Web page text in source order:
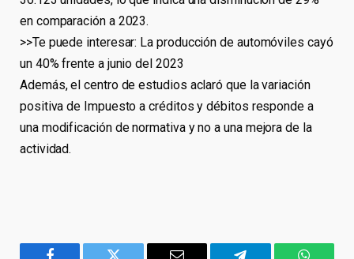
en comparación a 2023.
>>Te puede interesar: La producción de automóviles cayó
un 40% frente a junio del 2023
Además, el centro de estudios aclaró que la variación
positiva de Impuesto a créditos y débitos responde a
una modificación de normativa y no a una mejora de la
actividad.